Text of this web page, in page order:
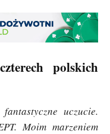
polskich
uczucie.
Moim marzeniem